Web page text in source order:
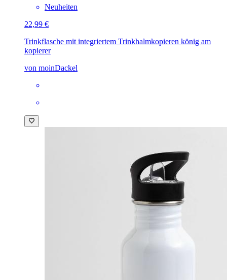
Neuheiten
22,99 €
Trinkflasche mit integriertem Trinkhalmkopieren könig am
kopierer
von moinDackel